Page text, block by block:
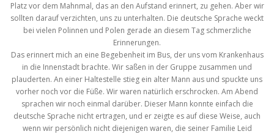
Platz vor dem Mahnmal, das an den Aufstand erinnert, zu gehen. Aber wir
sollten darauf verzichten, uns zu unterhalten. Die deutsche Sprache weckt
bei vielen Polinnen und Polen gerade an diesem Tag schmerzliche
Erinnerungen.
Das erinnert mich an eine Begebenheit im Bus, der uns vom Krankenhaus
in die Innenstadt brachte. Wir saßen in der Gruppe zusammen und
plauderten. An einer Haltestelle stieg ein alter Mann aus und spuckte uns
vorher noch vor die Füße. Wir waren natürlich erschrocken. Am Abend
sprachen wir noch einmal darüber. Dieser Mann konnte einfach die
deutsche Sprache nicht ertragen, und er zeigte es auf diese Weise, auch
wenn wir persönlich nicht diejenigen waren, die seiner Familie Leid